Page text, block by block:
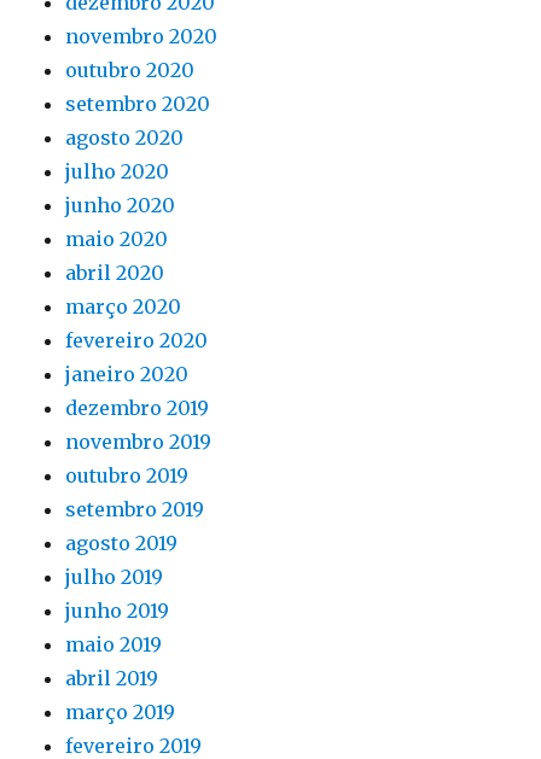
novembro 2020
outubro 2020
setembro 2020
agosto 2020
julho 2020
junho 2020
maio 2020
abril 2020
março 2020
fevereiro 2020
janeiro 2020
dezembro 2019
novembro 2019
outubro 2019
setembro 2019
agosto 2019
julho 2019
junho 2019
maio 2019
abril 2019
março 2019
fevereiro 2019